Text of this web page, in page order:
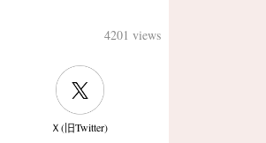
4201 views
Ｘ(旧Twitter)